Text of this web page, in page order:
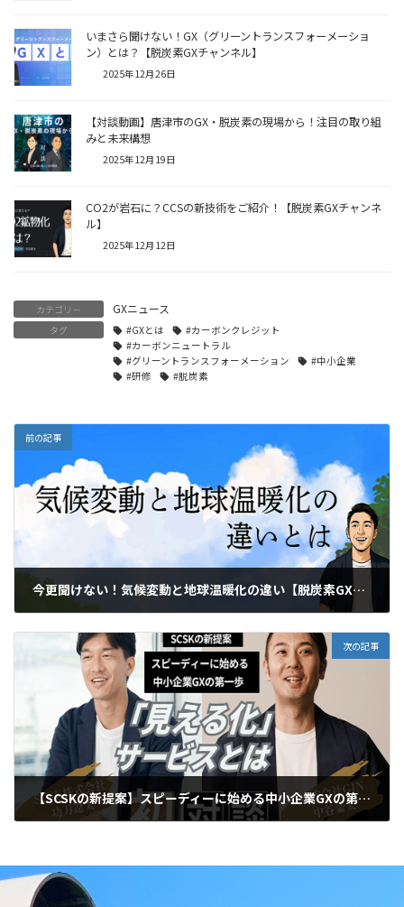
いまさら聞けない！GX（グリーントランスフォーメーショ
ン）とは？【脱炭素GXチャンネル】
2025年12月26日
【対談動画】唐津市のGX・脱炭素の現場から！注目の取り組
みと未来構想
2025年12月19日
CO2が岩石に？CCSの新技術をご紹介！【脱炭素GXチャンネ
ル】
2025年12月12日
カテゴリー GXニュース
タグ #GXとは
#カーボンクレジット
#カーボンニュートラル
#グリーントランスフォーメーション
#中小企業
#研修
#脱炭素
前の記事
今更聞けない！気候変動と地球温暖化の違い【脱炭素GXチャンネル】
次の記事
【SCSKの新提案】スピーディーに始める中小企業GXの第一歩！『見える化』サービスとは